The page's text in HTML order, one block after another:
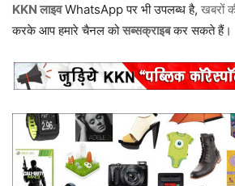
KKN लाइवWhatsApp पर भी उपलब्ध है, खबरों
करके आप हमारे चैनल कोसब्सक्राइबकर सकते हैं।